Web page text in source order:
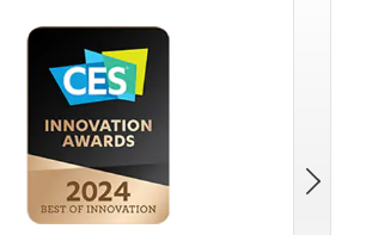
Previous